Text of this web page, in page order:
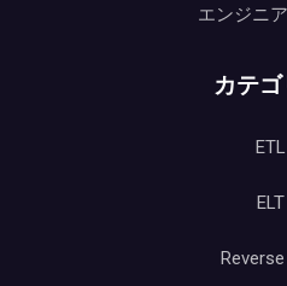
エンジニ
カテ
ETL
ELT